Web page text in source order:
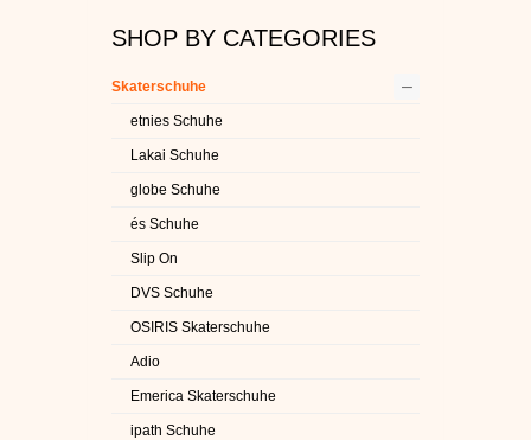
DC SCHUHE HERREN
SUPRA SCHUHE
FALLEN SKATERSCHUHE
SHOP BY CATEGORIES
Skaterschuhe –
etnies Schuhe
Lakai Schuhe
globe Schuhe
és Schuhe
Slip On
DVS Schuhe
OSIRIS Skaterschuhe
Adio
Emerica Skaterschuhe
ipath Schuhe